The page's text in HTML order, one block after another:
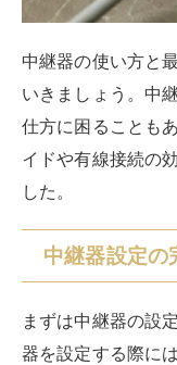
する
設定完了
上記を見ても分か
力など、少し手間
場合は、WPS設定
自動（WPS
です。以下のやり